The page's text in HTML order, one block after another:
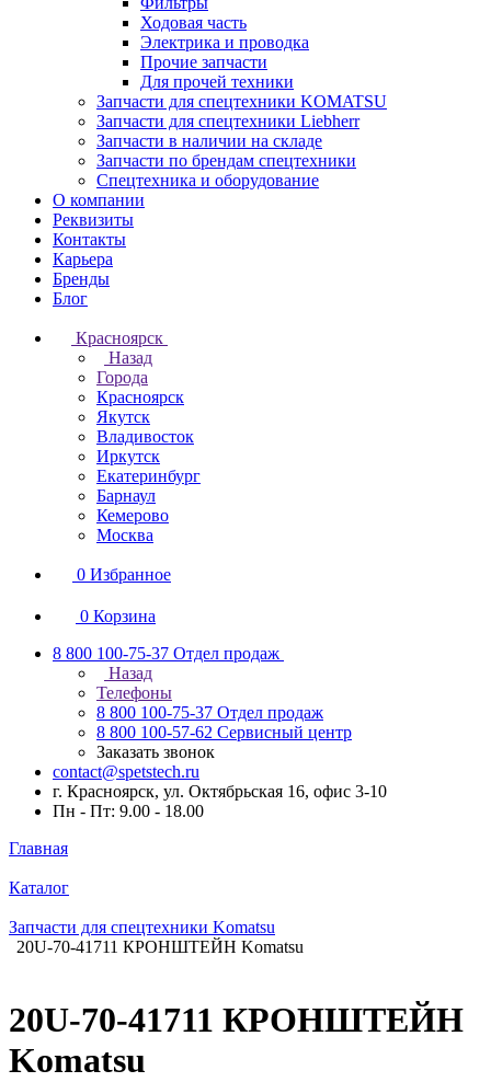
Ходовая часть
Электрика и проводка
Прочие запчасти
Для прочей техники
Запчасти для спецтехники KOMATSU
Запчасти для спецтехники Liebherr
Запчасти в наличии на складе
Запчасти по брендам спецтехники
Спецтехника и оборудование
О компании
Реквизиты
Контакты
Карьера
Бренды
Блог
Красноярск
Назад
Города
Красноярск
Якутск
Владивосток
Иркутск
Екатеринбург
Барнаул
Кемерово
Москва
0 Избранное
0 Корзина
8 800 100-75-37 Отдел продаж
Назад
Телефоны
8 800 100-75-37 Отдел продаж
8 800 100-57-62 Сервисный центр
Заказать звонок
contact@spetstech.ru
г. Красноярск, ул. Октябрьская 16, офис 3-10
Пн - Пт: 9.00 - 18.00
Главная
Каталог
Запчасти для спецтехники Komatsu
20U-70-41711 КРОНШТЕЙН Komatsu
20U-70-41711 КРОНШТЕЙН
Komatsu